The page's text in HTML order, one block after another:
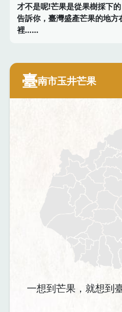
才不是呢!芒果是從果樹採下
告訴你，臺灣盛產芒果的地方
裡……
臺南市玉井芒果
一想到芒果，就想到臺